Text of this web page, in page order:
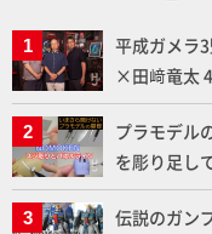
平成ガメラ
×田﨑竜太
メラ永久保
プラモデル
を彫り足し
いプラモデ
伝説のガン